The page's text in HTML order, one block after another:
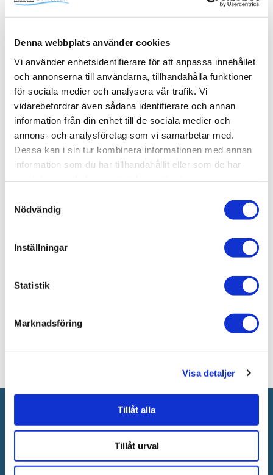
Denna webbplats använder cookies
Vi använder enhetsidentifierare för att anpassa innehållet
och annonserna till användarna, tillhandahålla funktioner
för sociala medier och analysera vår trafik. Vi
vidarebefordrar även sådana identifierare och annan
information från din enhet till de sociala medier och
annons- och analysföretag som vi samarbetar med.
Dessa kan i sin tur kombinera informationen med annan
information som du har tillhandahållit eller som de har
Nödvändig
Inställningar
Statistik
Marknadsföring
Visa detaljer
Tillåt alla
Tillåt urval
Produktinformation
SKU / artikelnummer: 9420287-TW
Dokument
Tapwell/dokument/Teknisk ritning () 9420287-TW-1.pdf
Relaterade kategorier
Bad & kök
Diskbänk & diskho
Anmäl dig till vårt nyhetsbrev!
Nyheter Kampanjer Tips